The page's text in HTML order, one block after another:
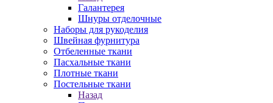
Галантерея
Шнуры отделочные
Наборы для рукоделия
Швейная фурнитура
Отбеленные ткани
Пасхальные ткани
Плотные ткани
Постельные ткани
Назад